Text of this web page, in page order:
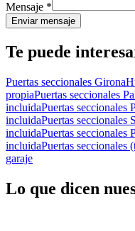
Mensaje *
Enviar mensaje
Te puede
Puertas seccionales Girona
propiaPuertas seccionales
incluidaPuertas seccionales
incluidaPuertas seccionales
incluidaPuertas seccionales
incluidaPuertas seccionales
garaje
Lo que dicen